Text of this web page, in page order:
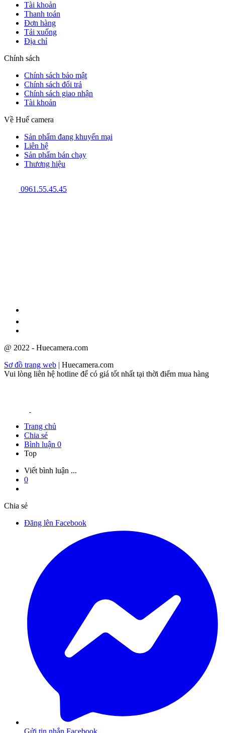
Tài khoản
Thanh toán
Đơn hàng
Tải xuống
Địa chỉ
Chính sách
Chính sách bảo mật
Chính sách đổi trả
Chính sách giao nhận
Tài khoản
Về Huế camera
Sản phẩm đang khuyến mại
Liên hệ
Sản phẩm bán chạy
Thương hiệu
0961.55.45.45
@ 2022 - Huecamera.com
Sơ đồ trang web | Huecamera.com
Vui lòng liên hệ hotline để có giá tốt nhất tại thời điểm mua hàng
Trang chủ
Chia sẻ
Bình luận 0
Top
Viết bình luận ...
0
Chia sẻ
Đăng lên Facebook